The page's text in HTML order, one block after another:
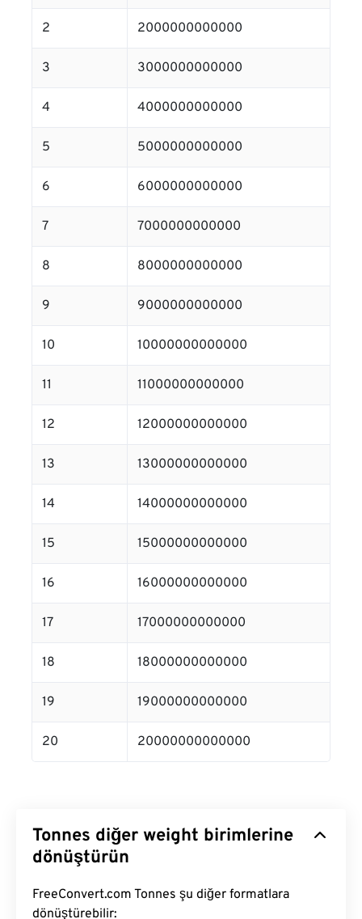
2 2000000000000
3 3000000000000
4 4000000000000
5 5000000000000
6 6000000000000
7 7000000000000
8 8000000000000
9 9000000000000
10 10000000000000
11 11000000000000
12 12000000000000
13 13000000000000
14 14000000000000
15 15000000000000
16 16000000000000
17 17000000000000
18 18000000000000
19 19000000000000
20 20000000000000
Tonnes diğer weight birimlerine
dönüştürün
FreeConvert.com Tonnes şu diğer formatlara
dönüştürebilir: